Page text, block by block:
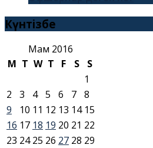
Күнтізбе
Мам 2016
M T W T F S S
1
2
3 4 5 6 7 8
9
10 11 12 13 14 15
16 17 18 19 20 21 22
23 24 25 26 27 28 29